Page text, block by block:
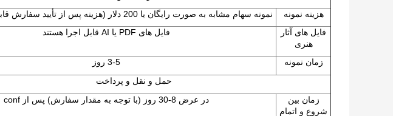
هزینه نمونه
نمونه سهام مشابه به صورت رایگان یا 200 دلار (هزینه پس از تأیید سفارش قابل استرداد است)
فایل های آثار
هنری
فایل های PDF یا AI قابل اجرا هستند
زمان نمونه
3-5 روز
حمل و نقل و پرداخت
زمان بین
شروع و اتمام
در عرض 8-30 روز (با توجه به مقدار سفارش) پس از conf